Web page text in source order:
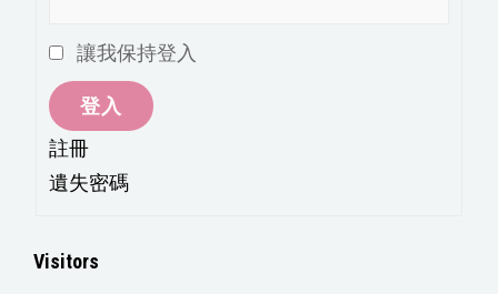
讓我保持登入
登入
註冊
遺失密碼
Visitors